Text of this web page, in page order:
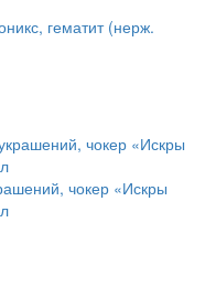
гематит (нерж.
чокер «Искры